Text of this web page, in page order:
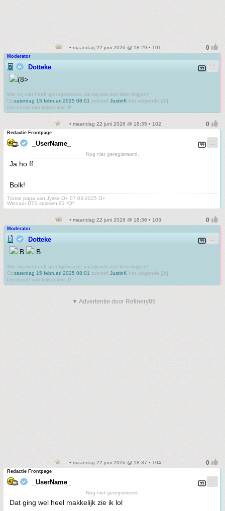
• maandag 22 juni 2026 @ 18:29 • 101
Moderator
Dotteke
Wie mij niet heeft grootgebracht, zal mij ook niet klein krijgen!
Opzaterdag 15 februari 2025 08:01 schreef JustinK het volgende:[/b]
Dot houdt van lekker vlot :P
• maandag 22 juni 2026 @ 18:35 • 102
Redactie Frontpage
_UserName_
Nog niet geregistreerd.
Ja ho ff..
Bolk!
Trotse papa van Jyske O+ 07-03-2025 O+
Winnaar DTS seizoen 93 *O*
• maandag 22 juni 2026 @ 18:36 • 103
Moderator
Dotteke
Wie mij niet heeft grootgebracht, zal mij ook niet klein krijgen!
Opzaterdag 15 februari 2025 08:01 schreef JustinK het volgende:[/b]
Dot houdt van lekker vlot :P
▼ Advertentie door Refinery89
• maandag 22 juni 2026 @ 18:37 • 104
Redactie Frontpage
_UserName_
Nog niet geregistreerd.
Dat ging wel heel makkelijk zie ik lol